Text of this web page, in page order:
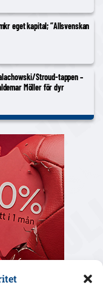
eget kapital; ”Allsvenskan
Stroud-tappen –
Möller för dyr